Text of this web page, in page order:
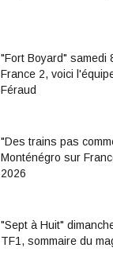
"Fort Boyard" samedi
France 2, voici
Féraud
"Des trains pas
Monténégro sur
2026
"Sept à Huit"
TF1, sommaire du